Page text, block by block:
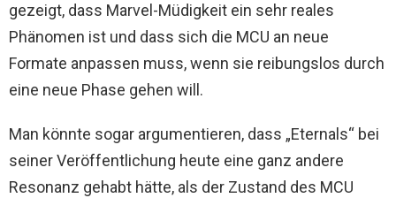
gezeigt, dass Marvel-Müdigkeit ein sehr reales
Phänomen ist und dass sich die MCU an neue
Formate anpassen muss, wenn sie reibungslos durch
eine neue Phase gehen will.
Man könnte sogar argumentieren, dass „Eternals“ bei
seiner Veröffentlichung heute eine ganz andere
Resonanz gehabt hätte, als der Zustand des MCU